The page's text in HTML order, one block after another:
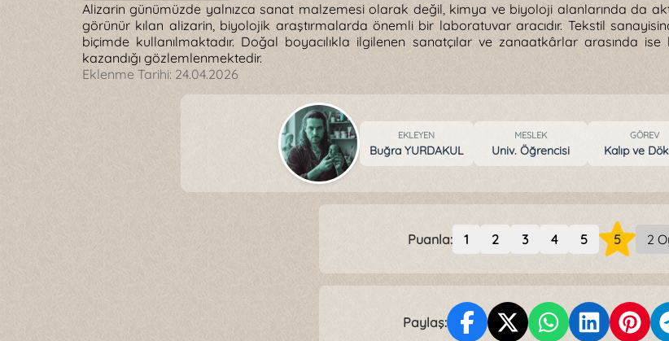
Alizarin günümüzde yalnızca sanat malzemesi olarak değil, kimya ve biyoloji alanlarında da
görünür kılan alizarin, biyolojik araştırmalarda önemli bir laboratuvar aracıdır. Tekstil
biçimde kullanılmaktadır. Doğal boyacılıkla ilgilenen sanatçılar ve zanaatkârlar arasında
kazandığı gözlemlenmektedir.
Eklenme Tarihi: 24.04.2026
EKLEYEN
Buğra YURDAKUL
MESLEK
Univ. Öğrencisi
GÖREV
Kalıp ve
Puanla: 1 2 3 4 5 5 2
Paylaş: